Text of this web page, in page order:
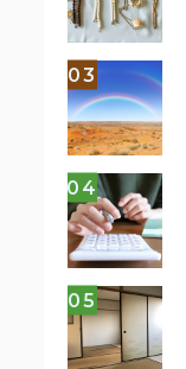
03
04
05